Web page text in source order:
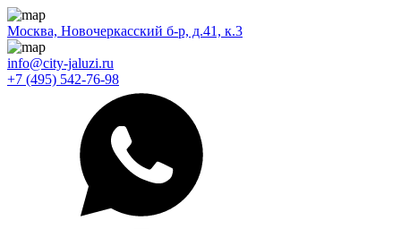
Москва, Новочеркасский б-р, д.41, к.3
info@city-jaluzi.ru
+7 (495) 542-76-98